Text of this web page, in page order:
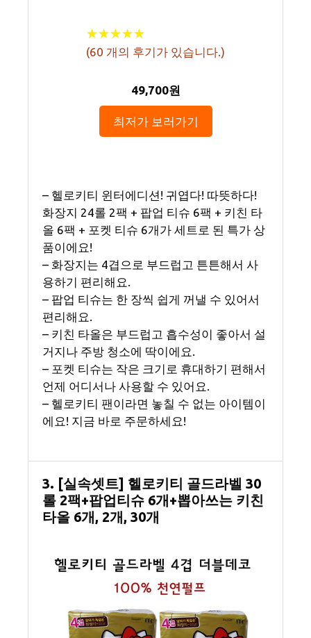
★★★★★
★★★★★
(60 개의 후기가 있습니다.)
49,700원
최저가 보러가기
– 헬로키티 윈터에디션! 귀엽다! 따뜻하다!
화장지 24롤 2팩 + 팝업 티슈 6팩 + 키친 타
올 6팩 + 포켓 티슈 6개가 세트로 된 특가 상
품이에요!
– 화장지는 4겹으로 부드럽고 튼튼해서 사
용하기 편리해요.
– 팝업 티슈는 한 장씩 쉽게 꺼낼 수 있어서
편리해요.
– 키친 타올은 부드럽고 흡수성이 좋아서 설
거지나 주방 청소에 딱이에요.
– 포켓 티슈는 작은 크기로 휴대하기 편해서
언제 어디서나 사용할 수 있어요.
– 헬로키티 팬이라면 놓칠 수 없는 아이템이
에요! 지금 바로 주문하세요!
3. [실속셋트] 헬로키티 골드라벨 30
롤 2팩+팝업티슈 6개+뽑아쓰는 키친
타올 6개, 2개, 30개